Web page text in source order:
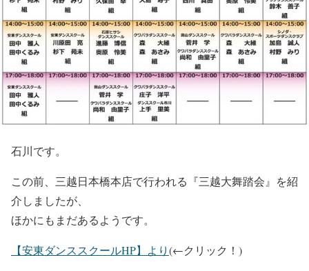
石川です。
この前、三越日本橋本店で行われる『三越大舞踏会』を紹
介しましたが、
ほかにもまだあるようです。
【安東ダンススクールHP】より(←クリック！)